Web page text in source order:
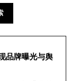
品牌曝光与舆